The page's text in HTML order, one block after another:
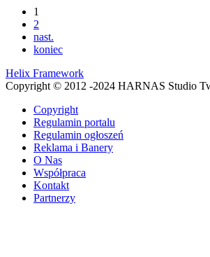
1
2
nast.
koniec
Helix Framework
Copyright © 2012 -2024 HARNAS Studio
Copyright
Regulamin portalu
Regulamin ogłoszeń
Reklama i Banery
O Nas
Współpraca
Kontakt
Partnerzy